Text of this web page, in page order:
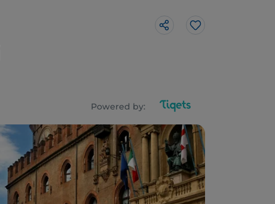
Powered by:
Like